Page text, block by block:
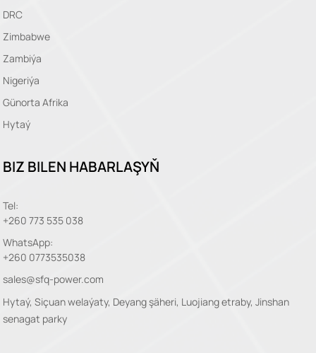
DRC
Zimbabwe
Zambiýa
Nigeriýa
Günorta Afrika
Hytaý
BIZ BILEN HABARLAŞYŇ
Tel:
+260 773 535 038
WhatsApp:
+260 0773535038
sales@sfq-power.com
Hytaý, Siçuan welaýaty, Deyang şäheri, Luojiang etraby, Jinshan
senagat parky